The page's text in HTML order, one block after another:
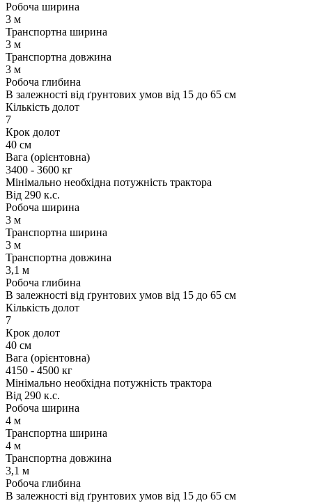
Робоча ширина
3 м
Транспортна ширина
3 м
Транспортна довжина
3 м
Робоча глибина
В залежності від ґрунтових умов від 15 до 65 см
Кількість долот
7
Крок долот
40 см
Вага (орієнтовна)
3400 - 3600 кг
Мінімально необхідна потужність трактора
Від 290 к.с.
Робоча ширина
3 м
Транспортна ширина
3 м
Транспортна довжина
3,1 м
Робоча глибина
В залежності від ґрунтових умов від 15 до 65 см
Кількість долот
7
Крок долот
40 см
Вага (орієнтовна)
4150 - 4500 кг
Мінімально необхідна потужність трактора
Від 290 к.с.
Робоча ширина
4 м
Транспортна ширина
4 м
Транспортна довжина
3,1 м
Робоча глибина
В залежності від ґрунтових умов від 15 до 65 см